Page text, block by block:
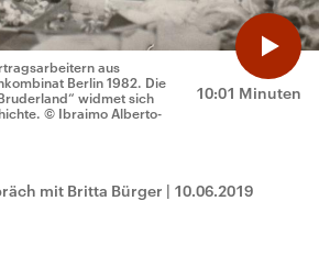
10:01 Minuten
aus
Berlin 1982. Die
widmet sich
© Ibraimo Alberto-
mit Britta Bürger | 10.06.2019